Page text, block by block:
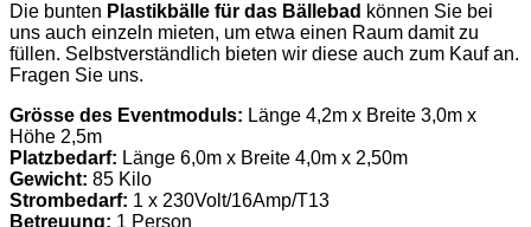
Die bunten Plastikbälle für das Bällebad können Sie bei
uns auch einzeln mieten, um etwa einen Raum damit zu
füllen. Selbstverständlich bieten wir diese auch zum Kauf an.
Fragen Sie uns.
Grösse des Eventmoduls: Länge 4,2m x Breite 3,0m x
Höhe 2,5m
Platzbedarf: Länge 6,0m x Breite 4,0m x 2,50m
Gewicht: 85 Kilo
Strombedarf: 1 x 230Volt/16Amp/T13
Betreuung: 1 Person